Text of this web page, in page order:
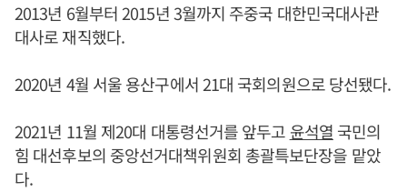
2013년 6월부터 2015년 3월까지 주중국 대한민국대사관
대사로 재직했다.
2020년 4월 서울 용산구에서 21대 국회의원으로 당선됐다.
2021년 11월 제20대 대통령선거를 앞두고 윤석열 국민의
힘 대선후보의 중앙선거대책위원회 총괄특보단장을 맡았
다.